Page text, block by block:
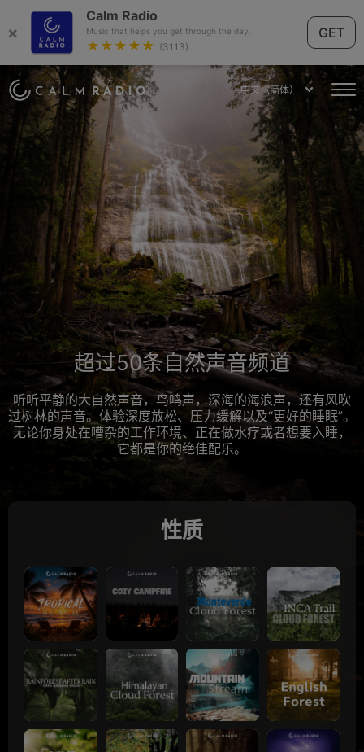
×
Calm Radio
Music that helps you get through the day.
★★★★★ (3113)
GET
中文（简体）
超过50条自然声音频道
听听平静的大自然声音，鸟鸣声，深海的海浪声，还有风吹
过树林的声音。体验深度放松、压力缓解以及“更好的睡眠”。
无论你身处在嘈杂的工作环境、正在做水疗或者想要入睡，
它都是你的绝佳配乐。
性质